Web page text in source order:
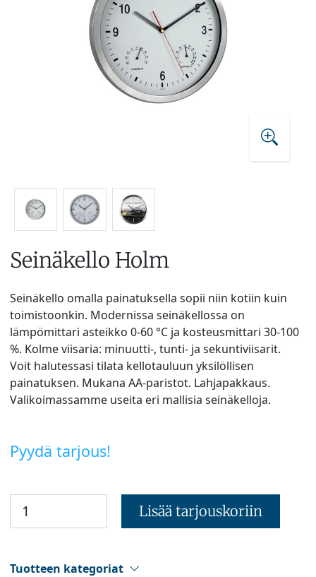
Seinäkello Holm
Seinäkello omalla painatuksella sopii niin kotiin kuin
toimistoonkin. Modernissa seinäkellossa on
lämpömittari asteikko 0-60 °C ja kosteusmittari 30-100
%. Kolme viisaria: minuutti-, tunti- ja sekuntiviisarit.
Voit halutessasi tilata kellotauluun yksilöllisen
painatuksen. Mukana AA-paristot. Lahjapakkaus.
Valikoimassamme useita eri mallisia seinäkelloja.
Pyydä tarjous!
Lisää tarjouskoriin
Tuotteen kategoriat